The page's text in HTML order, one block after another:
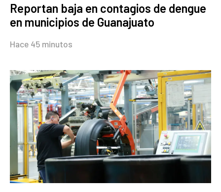
Reportan baja en contagios de dengue
en municipios de Guanajuato
Hace 45 minutos